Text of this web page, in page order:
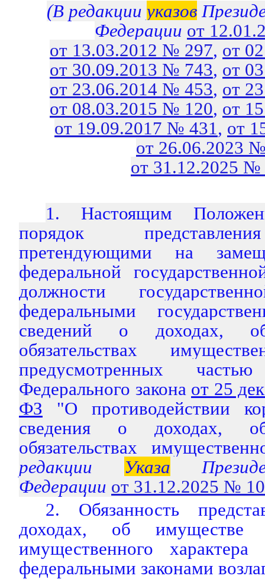
(В редакции указов
Федерации от
от 13.03.2012 № 297, от
от 30.09.2013 № 743, от
от 23.06.2014 № 453, от
от 08.03.2015 № 120, от
от 19.09.2017 № 431, от
от 26.06.2023
от 31.12.2025 №
1. Настоящим
порядок
претендующими на
федеральной
должности
федеральными
сведений о доходах,
обязательствах
предусмотренных
Федерального закона от 25
ФЗ "О противодействии
сведения о доходах,
обязательствах
редакции Указа
Федерации от 31.12.2025 №
2. Обязанность
доходах, об имуществе и
имущественного
федеральными законами